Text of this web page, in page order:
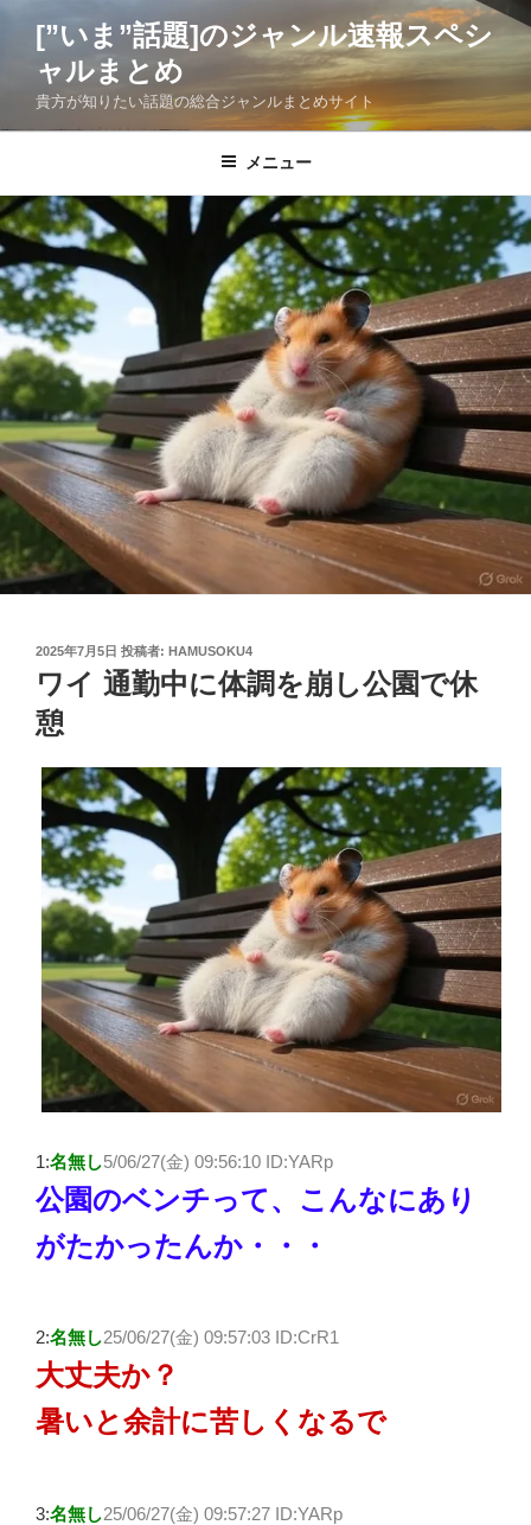
ツ
キ
ッ
プ
[”いま”話題]のジャンル速報スペシ
ャルまとめ
貴方が知りたい話題の総合ジャンルまとめサイト
メニュー
投
稿
日:
2025年7月5日 投稿者: HAMUSOKU4
ワイ 通勤中に体調を崩し公園で休
憩
1:名無し5/06/27(金) 09:56:10 ID:YARp
公園のベンチって、こんなにあり
がたかったんか・・・
2:名無し25/06/27(金) 09:57:03 ID:CrR1
大丈夫か？
暑いと余計に苦しくなるで
3:名無し25/06/27(金) 09:57:27 ID:YARp